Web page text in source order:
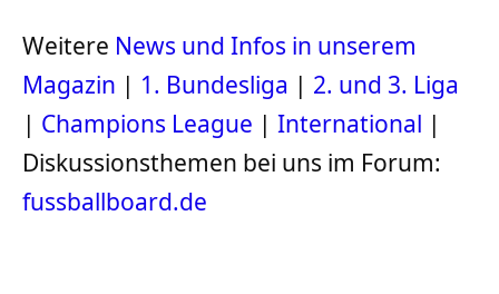
Weitere News und Infos in unserem
Magazin | 1. Bundesliga | 2. und 3. Liga
| Champions League | International |
Diskussionsthemen bei uns im Forum:
fussballboard.de